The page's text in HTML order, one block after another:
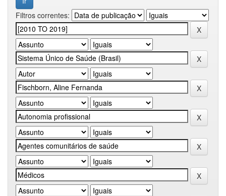
Filtros correntes: